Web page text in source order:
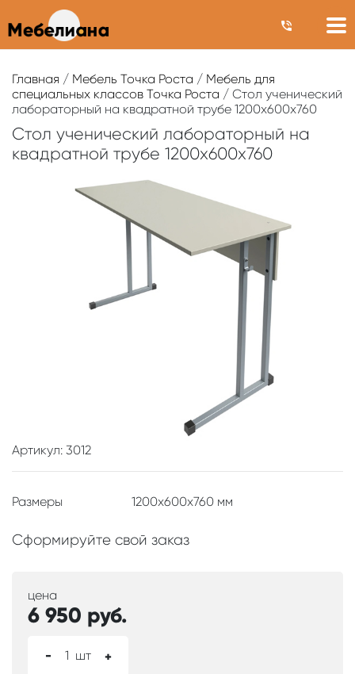
Главная / Мебель Точка Роста / Мебель для
специальных классов Точка Роста / Стол ученический
лабораторный на квадратной трубе 1200х600х760
Стол ученический лабораторный на
квадратной трубе 1200х600х760
Артикул: 3012
Размеры 1200x600x760 мм
Сформируйте свой заказ
цена
6 950 руб.
- 1 шт +